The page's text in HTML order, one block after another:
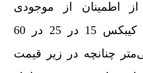
اطمینان از موجودی
بلوک کیبکس 15 در 25 در 60
چنانچه در زیر قیمت